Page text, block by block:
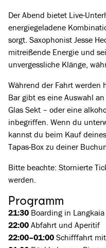
Der Abend bietet Live-
energiegeladene
sorgt. Saxophonist Jesse
mitreißende Energie und
unvergessliche Klänge,
Während der Fahrt werden
Bar gibt es eine Auswahl
Glas Sekt – oder eine
inbegriffen. Wenn du
kannst du beim Kauf
Tapas-Box zu deiner
Bitte beachte: Stornierte
werden.
Programm
21:30 Boarding in Langkaia
22:00 Abfahrt und Aperitif
22:00–01:00 Schifffahrt